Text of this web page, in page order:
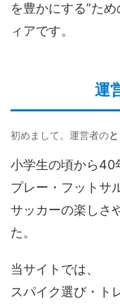
を豊かにする”た
ィアです。
運
初めまして。運営者の
小学生の頃から40
プレー・フットサ
サッカーの楽しさ
た。
当サイトでは、
スパイク選び・ト